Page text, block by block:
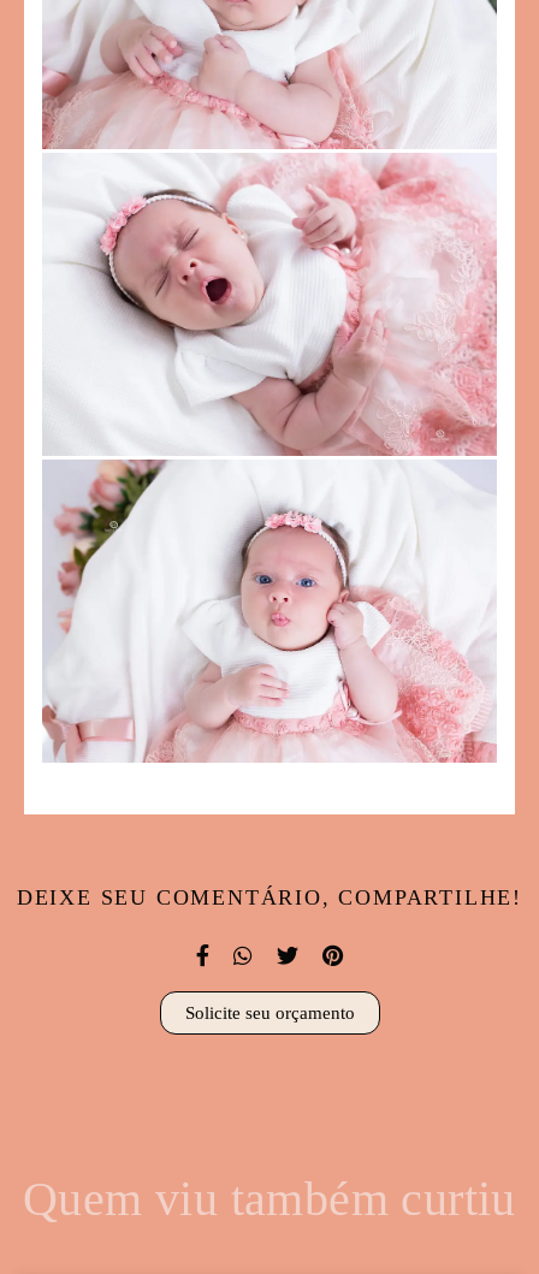
DEIXE SEU COMENTÁRIO, COMPARTILHE!
Solicite seu orçamento
Quem viu também curtiu